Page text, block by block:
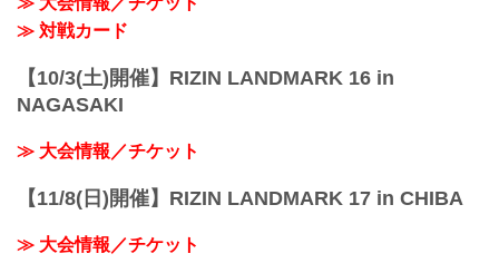
≫ 対戦カード
【10/3(土)開催】RIZIN LANDMARK 16 in
NAGASAKI
≫ 大会情報／チケット
【11/8(日)開催】RIZIN LANDMARK 17 in CHIBA
≫ 大会情報／チケット